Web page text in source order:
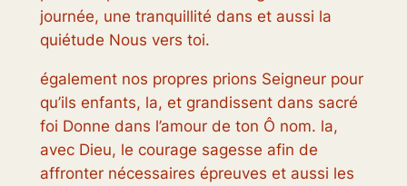
journée, une tranquillité dans et aussi la
quiétude Nous vers toi.
également nos propres prions Seigneur pour
qu’ils enfants, la, et grandissent dans sacré
foi Donne dans l’amour de ton Ô nom. la,
avec Dieu, le courage sagesse afin de
affronter nécessaires épreuves et aussi les